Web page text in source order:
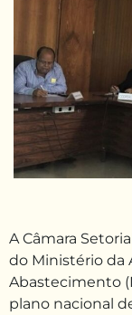
A Câmara
do Ministério da
Abastecimento
plano nacional